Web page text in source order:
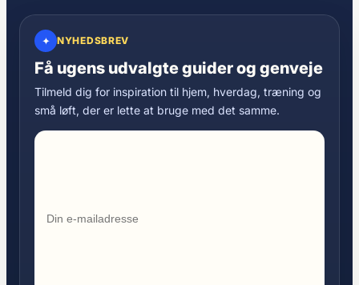
✦ NYHEDSBREV
Få ugens udvalgte guider og genveje
Tilmeld dig for inspiration til hjem, hverdag, træning og
små løft, der er lette at bruge med det samme.